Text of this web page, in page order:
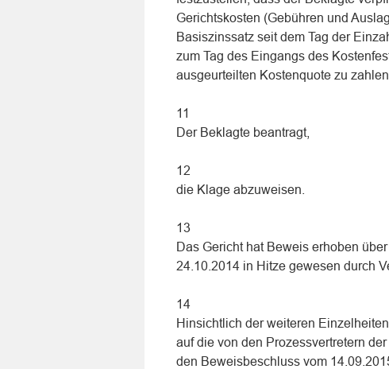
Gerichtskosten (Gebühren und
Basiszinssatz seit dem Tag der
zum Tag des Eingangs des
ausgeurteilten Kostenquote zu zahlen.
11
Der Beklagte beantragt,
12
die Klage abzuweisen.
13
Das Gericht hat Beweis erhoben
24.10.2014 in Hitze gewesen durch
14
Hinsichtlich der weiteren
auf die von den Prozessvertretern
den Beweisbeschluss vom